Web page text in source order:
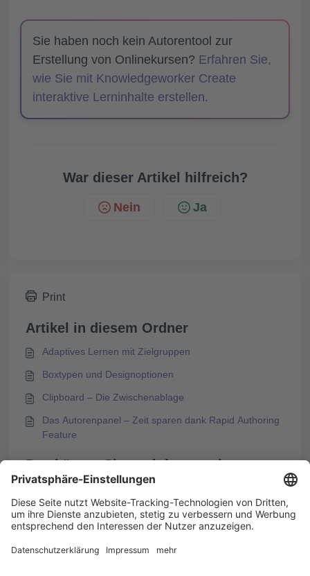
Sie haben noch kein Autorentool zur
Erstellung von Onlinekursen? Erfahren Sie,
wie Sie mit Knowledgeworker Create
interaktive Lerninhalte erstellen.
War dieser Artikel hilfreich?
Nein Ja
Print
Artikel in diesem Ordner
Adaptives Lernen mit Zielgruppen
Boxtypen und Designoptionen
Clipboard – Die Zwischenablage
Das Autorenpanel – Zeit sparen dank Rapid Authoring
Feature
Das könnte Sie auch interessieren
Relevanz einzelner Lerninhalte festlegen
Individuelles Feedback zum Kursabschluss mit der
Gesamtauswertung
Abschlusstest nach Absolvieren vorheriger Kapitel